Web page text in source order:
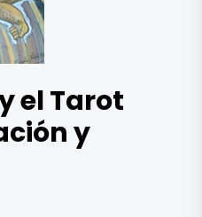
el Tarot
y